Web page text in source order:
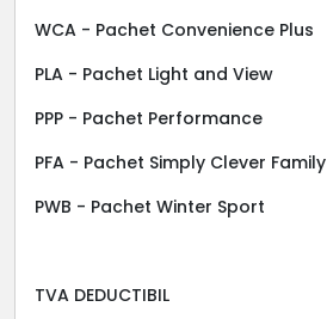
WCA - Pachet Convenience Plus
PLA - Pachet Light and View
PPP - Pachet Performance
PFA - Pachet Simply Clever Family
PWB - Pachet Winter Sport
TVA DEDUCTIBIL